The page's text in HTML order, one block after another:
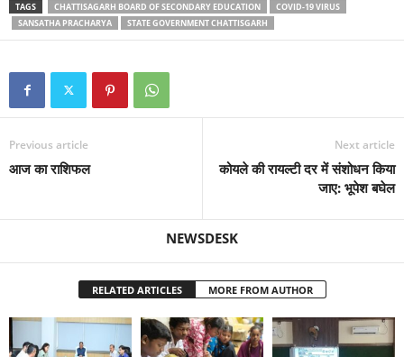
TAGS CHATTISAGARH BOARD OF SECONDARY EDUCATION
COVID-19 VIRUS
SANSATHA PRACHARYA
STATE GOVERNMENT CHATTISGARH
Previous article
आज का राशिफल
Next article
कोयले की रायल्टी दर में संशोधन किया
जाए: भूपेश बघेल
NEWSDESK
RELATED ARTICLES MORE FROM AUTHOR